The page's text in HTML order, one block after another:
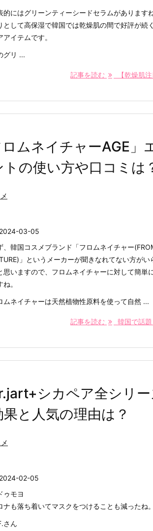
的にはグリーンティーシードセラムがあります
として高保湿で韓国では乾燥肌の間で好評が続
アイテムです。
グリ ...
記事を読む 【乾燥肌
ムネイチャーAGE」
の使い方や口コミは
2024-03-05
、韓国コスメブランド「フロムネイチャー
」というメーカーが聞きなれてない方がい
思いますので、フロムネイチャーに対して簡単
ね。
ムネイチャーは天然植物性原料を使って自然 ...
記事を読む 韓国で話
シカペア全シリー
と人気の理由は？
2024-02-05
ゥモヨ
ナも落ち着いてマスクをつけることも減ったね。
さん